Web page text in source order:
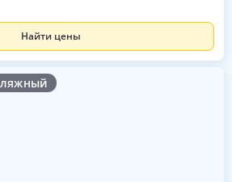
Найти цены